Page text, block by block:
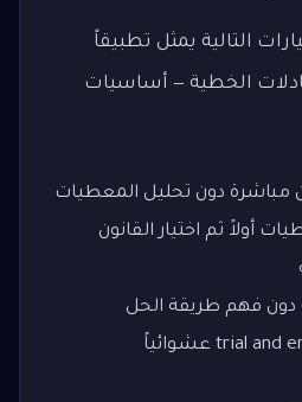
التالية يمثل تطبيقاً
الخطية — أساسيات
مباشرة دون تحليل المعطيات
أولاً ثم اختيار القانون
دون فهم طريقة الحل